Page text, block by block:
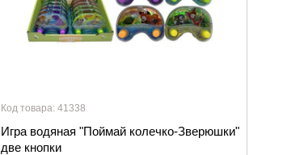
Код товара: 41338
Игра водяная "Поймай колечко-Зверюшки"
две кнопки